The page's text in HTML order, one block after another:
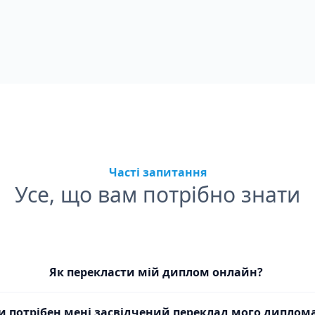
Часті запитання
Усе, що вам потрібно знати
Як перекласти мій диплом онлайн?